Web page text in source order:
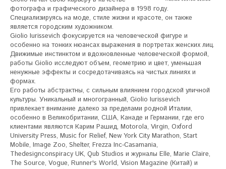
фотографа и графического дизайнера в 1998 году.
Специализируясь на моде, стиле жизни и красоте, он также
является городским художником.
Giolio Iurissevich фокусируется на человеческой фигуре и
особенно на тонких нюансах выражения в портретах женских лиц.
Движимые инстинктом и вдохновленные человеческой формой,
работы Giolio исследуют объем, геометрию и цвет, уменьшая
ненужные эффекты и сосредотачиваясь на чистых линиях и
формах.
Его работы абстрактны, с сильным влиянием городской уличной
культуры. Уникальный и многогранный, Giolio Iurissevich
привлекает внимание далеко за пределами родной Италии,
особенно в Великобритании, США, Канаде и Германии, где его
клиентами являются Карим Рашид, Motorola, Virgin, Oxford
University Press, Music for Relief, New York City Marathon, Start
Mobile, Image Zoo, Shelter, Frezza Inc-Casamania,
Thedesignconspiracy UK, Qub Studios и журналы Elle, Marie Claire,
The Source, Vogue, Runner's World, Vision Magazine (Китай) и